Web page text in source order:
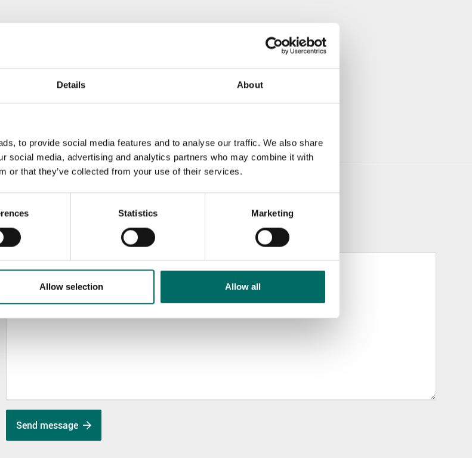
Details About
to provide social media features and to analyse our traffic. We also share
social media, advertising and analytics partners who may combine it with
or that they’ve collected from your use of their services.
Statistics Marketing
Allow selection Allow all
MESSAGE (written in english)
Send message